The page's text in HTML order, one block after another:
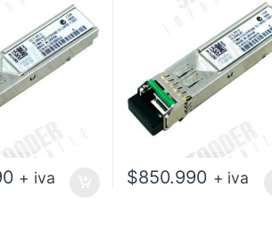
+ iva $850.990 + iva